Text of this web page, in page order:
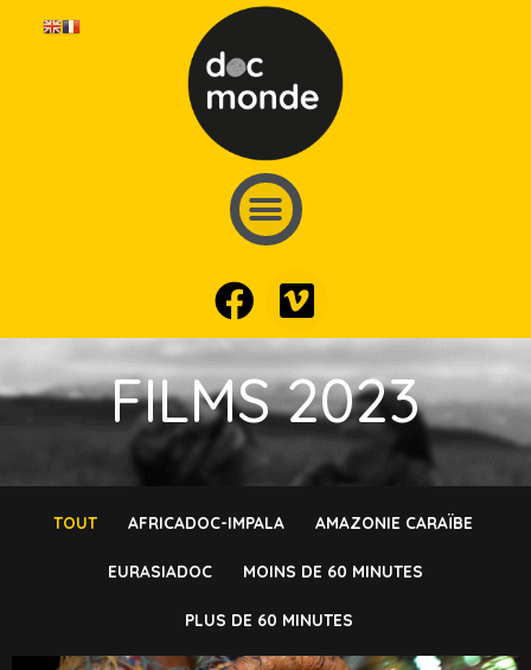
FILMS 2023
TOUT AFRICADOC-IMPALA AMAZONIE CARAÏBE
EURASIADOC MOINS DE 60 MINUTES
PLUS DE 60 MINUTES